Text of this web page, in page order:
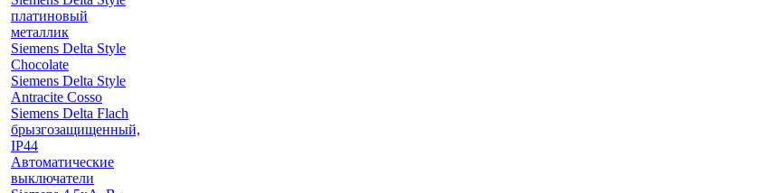
платиновый
металлик
Siemens Delta Style
Chocolate
Siemens Delta Style
Antracite Cosso
Siemens Delta Flach
брызгозащищенный,
IP44
Автоматические
выключатели